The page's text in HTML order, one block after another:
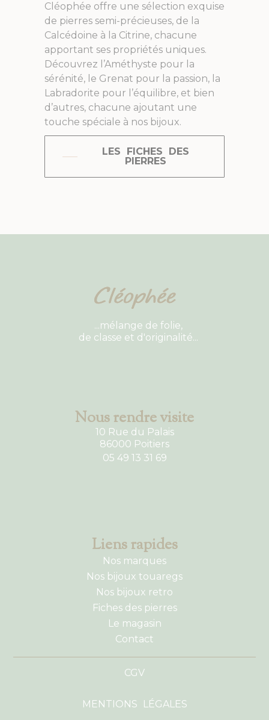
Cléophée offre une sélection exquise
de pierres semi-précieuses, de la
Calcédoine à la Citrine, chacune
apportant ses propriétés uniques.
Découvrez l’Améthyste pour la
sérénité, le Grenat pour la passion, la
Labradorite pour l’équilibre, et bien
d’autres, chacune ajoutant une
touche spéciale à nos bijoux.
LES FICHES DES
PIERRES
...mélange de folie,
de classe et d'originalité...
Nous rendre visite
10 Rue du Palais
86000 Poitiers
05 49 13 31 69
Liens rapides
Nos marques
Nos bijoux touaregs
Nos bijoux retro
Fiches des pierres
Le magasin
Contact
CGV
MENTIONS LÉGALES